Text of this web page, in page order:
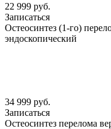
22 999 руб.
Записаться
Остеосинтез (1-го)
эндоскопический
34 999 руб.
Записаться
Остеосинтез перелома